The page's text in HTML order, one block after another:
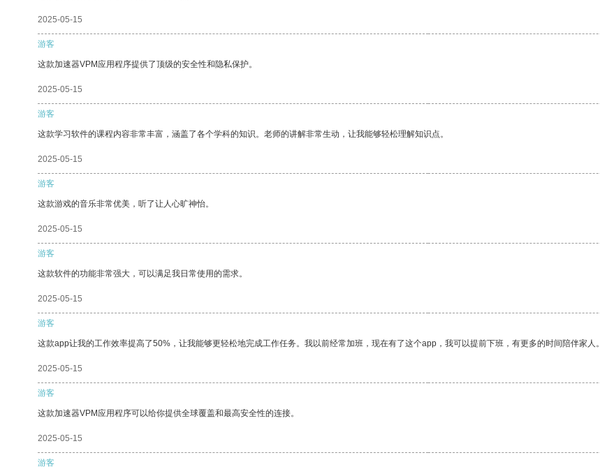
2025-05-15
游客
这款加速器VPM应用程序提供了顶级的安全性和隐私保护。
2025-05-15
游客
这款学习软件的课程内容非常丰富，涵盖了各个学科的知识。老师的讲解非常生动，让我能够轻松理解知识点。
2025-05-15
游客
这款游戏的音乐非常优美，听了让人心旷神怡。
2025-05-15
游客
这款软件的功能非常强大，可以满足我日常使用的需求。
2025-05-15
游客
这款app让我的工作效率提高了50%，让我能够更轻松地完成工作任务。我以前经常加班，现在有了这个app，我可以提前下班，有更多的时间陪伴家人。
2025-05-15
游客
这款加速器VPM应用程序可以给你提供全球覆盖和最高安全性的连接。
2025-05-15
游客